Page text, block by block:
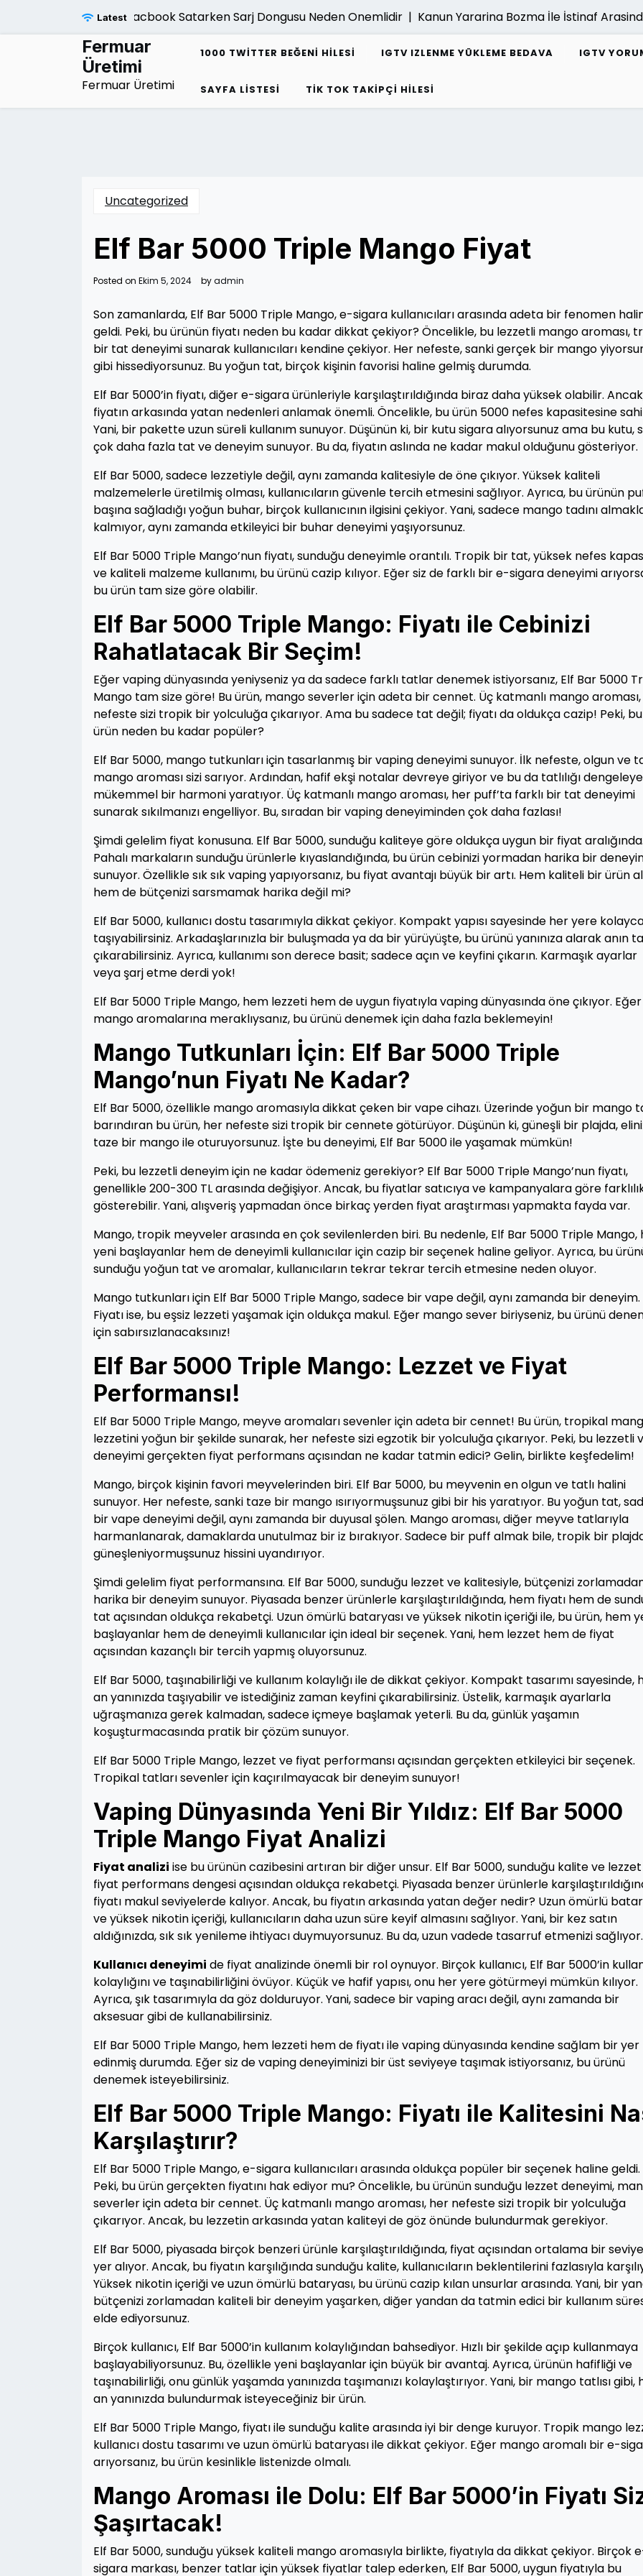
Latest
Macbook Satarken Sarj Dongusu Neden Onemlidir |Kanun Yararina Bozma İle İstinaf Arasindaki
Fermuar
Üretimi
Fermuar Üretimi
1000 TWITTER BEĞENI HILESI IGTV IZLENME YÜKLEME BEDAVA IGTV
SAYFA LISTESI TIK TOK TAKIPÇI HILESI
Uncategorized
Elf Bar 5000 Triple Mango Fiyat
Posted on Ekim 5, 2024 byadmin
Son zamanlarda, Elf Bar 5000 Triple Mango, e-sigara kullanıcıları arasında adeta bir fenomen
geldi. Peki, bu ürünün fiyatı neden bu kadar dikkat çekiyor? Öncelikle, bu lezzetli mango aroması,
bir tat deneyimi sunarak kullanıcıları kendine çekiyor. Her nefeste, sanki gerçek bir mango
gibi hissediyorsunuz. Bu yoğun tat, birçok kişinin favorisi haline gelmiş durumda.
Elf Bar 5000’in fiyatı, diğer e-sigara ürünleriyle karşılaştırıldığında biraz daha yüksek olabilir.
fiyatın arkasında yatan nedenleri anlamak önemli. Öncelikle, bu ürün 5000 nefes kapasitesine
Yani, bir pakette uzun süreli kullanım sunuyor. Düşünün ki, bir kutu sigara alıyorsunuz ama bu kutu,
çok daha fazla tat ve deneyim sunuyor. Bu da, fiyatın aslında ne kadar makul olduğunu gösteriyor.
Elf Bar 5000, sadece lezzetiyle değil, aynı zamanda kalitesiyle de öne çıkıyor. Yüksek kaliteli
malzemelerle üretilmiş olması, kullanıcıların güvenle tercih etmesini sağlıyor. Ayrıca, bu ürünün
başına sağladığı yoğun buhar, birçok kullanıcının ilgisini çekiyor. Yani, sadece mango tadını
kalmıyor, aynı zamanda etkileyici bir buhar deneyimi yaşıyorsunuz.
Elf Bar 5000 Triple Mango’nun fiyatı, sunduğu deneyimle orantılı. Tropik bir tat, yüksek nefes
ve kaliteli malzeme kullanımı, bu ürünü cazip kılıyor. Eğer siz de farklı bir e-sigara deneyimi
bu ürün tam size göre olabilir.
Elf Bar 5000 Triple Mango: Fiyatı ile Cebinizi
Rahatlatacak Bir Seçim!
Eğer vaping dünyasında yeniyseniz ya da sadece farklı tatlar denemek istiyorsanız, Elf Bar 5000
Mango tam size göre! Bu ürün, mango severler için adeta bir cennet. Üç katmanlı mango
nefeste sizi tropik bir yolculuğa çıkarıyor. Ama bu sadece tat değil; fiyatı da oldukça cazip! Peki, bu
ürün neden bu kadar popüler?
Elf Bar 5000, mango tutkunları için tasarlanmış bir vaping deneyimi sunuyor. İlk nefeste, olgun ve
mango aroması sizi sarıyor. Ardından, hafif ekşi notalar devreye giriyor ve bu da tatlılığı
mükemmel bir harmoni yaratıyor. Üç katmanlı mango aroması, her puff’ta farklı bir tat deneyimi
sunarak sıkılmanızı engelliyor. Bu, sıradan bir vaping deneyiminden çok daha fazlası!
Şimdi gelelim fiyat konusuna. Elf Bar 5000, sunduğu kaliteye göre oldukça uygun bir fiyat aralığında.
Pahalı markaların sunduğu ürünlerle kıyaslandığında, bu ürün cebinizi yormadan harika bir
sunuyor. Özellikle sık sık vaping yapıyorsanız, bu fiyat avantajı büyük bir artı. Hem kaliteli bir ürün
hem de bütçenizi sarsmamak harika değil mi?
Elf Bar 5000, kullanıcı dostu tasarımıyla dikkat çekiyor. Kompakt yapısı sayesinde her yere
taşıyabilirsiniz. Arkadaşlarınızla bir buluşmada ya da bir yürüyüşte, bu ürünü yanınıza alarak anın
çıkarabilirsiniz. Ayrıca, kullanımı son derece basit; sadece açın ve keyfini çıkarın. Karmaşık ayarlar
veya şarj etme derdi yok!
Elf Bar 5000 Triple Mango, hem lezzeti hem de uygun fiyatıyla vaping dünyasında öne çıkıyor. Eğer
mango aromalarına meraklıysanız, bu ürünü denemek için daha fazla beklemeyin!
Mango Tutkunları İçin: Elf Bar 5000 Triple
Mango’nun Fiyatı Ne Kadar?
Elf Bar 5000, özellikle mango aromasıyla dikkat çeken bir vape cihazı. Üzerinde yoğun bir mango
barındıran bu ürün, her nefeste sizi tropik bir cennete götürüyor. Düşünün ki, güneşli bir plajda,
taze bir mango ile oturuyorsunuz. İşte bu deneyimi, Elf Bar 5000 ile yaşamak mümkün!
Peki, bu lezzetli deneyim için ne kadar ödemeniz gerekiyor? Elf Bar 5000 Triple Mango’nun fiyatı,
genellikle 200-300 TL arasında değişiyor. Ancak, bu fiyatlar satıcıya ve kampanyalara göre
gösterebilir. Yani, alışveriş yapmadan önce birkaç yerden fiyat araştırması yapmakta fayda var.
Mango, tropik meyveler arasında en çok sevilenlerden biri. Bu nedenle, Elf Bar 5000 Triple Mango,
yeni başlayanlar hem de deneyimli kullanıcılar için cazip bir seçenek haline geliyor. Ayrıca, bu
sunduğu yoğun tat ve aromalar, kullanıcıların tekrar tekrar tercih etmesine neden oluyor.
Mango tutkunları için Elf Bar 5000 Triple Mango, sadece bir vape değil, aynı zamanda bir deneyim.
Fiyatı ise, bu eşsiz lezzeti yaşamak için oldukça makul. Eğer mango sever biriyseniz, bu ürünü
için sabırsızlanacaksınız!
Elf Bar 5000 Triple Mango: Lezzet ve Fiyat
Performansı!
Elf Bar 5000 Triple Mango, meyve aromaları sevenler için adeta bir cennet! Bu ürün, tropikal
lezzetini yoğun bir şekilde sunarak, her nefeste sizi egzotik bir yolculuğa çıkarıyor. Peki, bu lezzetli
deneyimi gerçekten fiyat performans açısından ne kadar tatmin edici? Gelin, birlikte keşfedelim!
Mango, birçok kişinin favori meyvelerinden biri. Elf Bar 5000, bu meyvenin en olgun ve tatlı halini
sunuyor. Her nefeste, sanki taze bir mango ısırıyormuşsunuz gibi bir his yaratıyor. Bu yoğun tat,
bir vape deneyimi değil, aynı zamanda bir duyusal şölen. Mango aroması, diğer meyve tatlarıyla
harmanlanarak, damaklarda unutulmaz bir iz bırakıyor. Sadece bir puff almak bile, tropik bir
güneşleniyormuşsunuz hissini uyandırıyor.
Şimdi gelelim fiyat performansına. Elf Bar 5000, sunduğu lezzet ve kalitesiyle, bütçenizi
harika bir deneyim sunuyor. Piyasada benzer ürünlerle karşılaştırıldığında, hem fiyatı hem de
tat açısından oldukça rekabetçi. Uzun ömürlü bataryası ve yüksek nikotin içeriği ile, bu ürün, hem
başlayanlar hem de deneyimli kullanıcılar için ideal bir seçenek. Yani, hem lezzet hem de fiyat
açısından kazançlı bir tercih yapmış oluyorsunuz.
Elf Bar 5000, taşınabilirliği ve kullanım kolaylığı ile de dikkat çekiyor. Kompakt tasarımı sayesinde,
an yanınızda taşıyabilir ve istediğiniz zaman keyfini çıkarabilirsiniz. Üstelik, karmaşık ayarlarla
uğraşmanıza gerek kalmadan, sadece içmeye başlamak yeterli. Bu da, günlük yaşamın
koşuşturmacasında pratik bir çözüm sunuyor.
Elf Bar 5000 Triple Mango, lezzet ve fiyat performansı açısından gerçekten etkileyici bir seçenek.
Tropikal tatları sevenler için kaçırılmayacak bir deneyim sunuyor!
Vaping Dünyasında Yeni Bir Yıldız: Elf Bar 5000
Triple Mango Fiyat Analizi
Fiyat analizi ise bu ürünün cazibesini artıran bir diğer unsur. Elf Bar 5000, sunduğu kalite ve
fiyat performans dengesi açısından oldukça rekabetçi. Piyasada benzer ürünlerle
fiyatı makul seviyelerde kalıyor. Ancak, bu fiyatın arkasında yatan değer nedir? Uzun ömürlü
ve yüksek nikotin içeriği, kullanıcıların daha uzun süre keyif almasını sağlıyor. Yani, bir kez satın
aldığınızda, sık sık yenileme ihtiyacı duymuyorsunuz. Bu da, uzun vadede tasarruf etmenizi sağlıyor.
Kullanıcı deneyimi de fiyat analizinde önemli bir rol oynuyor. Birçok kullanıcı, Elf Bar 5000’in
kolaylığını ve taşınabilirliğini övüyor. Küçük ve hafif yapısı, onu her yere götürmeyi mümkün kılıyor.
Ayrıca, şık tasarımıyla da göz dolduruyor. Yani, sadece bir vaping aracı değil, aynı zamanda bir
aksesuar gibi de kullanabilirsiniz.
Elf Bar 5000 Triple Mango, hem lezzeti hem de fiyatı ile vaping dünyasında kendine sağlam bir yer
edinmiş durumda. Eğer siz de vaping deneyiminizi bir üst seviyeye taşımak istiyorsanız, bu ürünü
denemek isteyebilirsiniz.
Elf Bar 5000 Triple Mango: Fiyatı ile Kalitesini
Karşılaştırır?
Elf Bar 5000 Triple Mango, e-sigara kullanıcıları arasında oldukça popüler bir seçenek haline geldi.
Peki, bu ürün gerçekten fiyatını hak ediyor mu? Öncelikle, bu ürünün sunduğu lezzet deneyimi,
severler için adeta bir cennet. Üç katmanlı mango aroması, her nefeste sizi tropik bir yolculuğa
çıkarıyor. Ancak, bu lezzetin arkasında yatan kaliteyi de göz önünde bulundurmak gerekiyor.
Elf Bar 5000, piyasada birçok benzeri ürünle karşılaştırıldığında, fiyat açısından ortalama bir
yer alıyor. Ancak, bu fiyatın karşılığında sunduğu kalite, kullanıcıların beklentilerini fazlasıyla
Yüksek nikotin içeriği ve uzun ömürlü bataryası, bu ürünü cazip kılan unsurlar arasında. Yani, bir
bütçenizi zorlamadan kaliteli bir deneyim yaşarken, diğer yandan da tatmin edici bir kullanım
elde ediyorsunuz.
Birçok kullanıcı, Elf Bar 5000’in kullanım kolaylığından bahsediyor. Hızlı bir şekilde açıp kullanmaya
başlayabiliyorsunuz. Bu, özellikle yeni başlayanlar için büyük bir avantaj. Ayrıca, ürünün hafifliği ve
taşınabilirliği, onu günlük yaşamda yanınızda taşımanızı kolaylaştırıyor. Yani, bir mango tatlısı gibi,
an yanınızda bulundurmak isteyeceğiniz bir ürün.
Elf Bar 5000 Triple Mango, fiyatı ile sunduğu kalite arasında iyi bir denge kuruyor. Tropik mango
kullanıcı dostu tasarımı ve uzun ömürlü bataryası ile dikkat çekiyor. Eğer mango aromalı bir e-
arıyorsanız, bu ürün kesinlikle listenizde olmalı.
Mango Aroması ile Dolu: Elf Bar 5000’in Fiyatı
Şaşırtacak!
Elf Bar 5000, sunduğu yüksek kaliteli mango aromasıyla birlikte, fiyatıyla da dikkat çekiyor. Birçok
sigara markası, benzer tatlar için yüksek fiyatlar talep ederken, Elf Bar 5000, uygun fiyatıyla bu